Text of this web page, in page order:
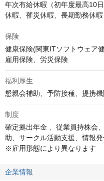
年次有給休暇（初年度最高10
休暇、罹災休暇、長期勤務休
保険
健康保険(関東ITソフトウェア
雇用保険、労災保険
福利厚生
懇親会補助、予防接種、提携
制度
確定拠出年金 、従業員持株会
助、サークル活動支援、情報
※雇用形態により異なります
企業情報